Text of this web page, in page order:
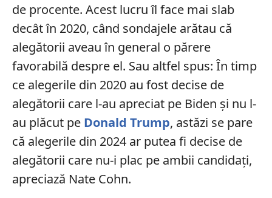
de procente. Acest lucru îl face mai slab
decât în 2020, când sondajele arătau că
alegătorii aveau în general o părere
favorabilă despre el. Sau altfel spus: În timp
ce alegerile din 2020 au fost decise de
alegătorii care l-au apreciat pe Biden și nu l-
au plăcut pe Donald Trump, astăzi se pare
că alegerile din 2024 ar putea fi decise de
alegătorii care nu-i plac pe ambii candidați,
apreciază Nate Cohn.